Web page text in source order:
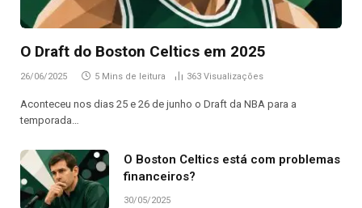
O Draft do Boston Celtics em 2025
26/06/2025 5 Mins de leitura 363 Visualizações
Aconteceu nos dias 25 e 26 de junho o Draft da NBA para a
temporada…
O Boston Celtics está com problemas
financeiros?
30/05/2025